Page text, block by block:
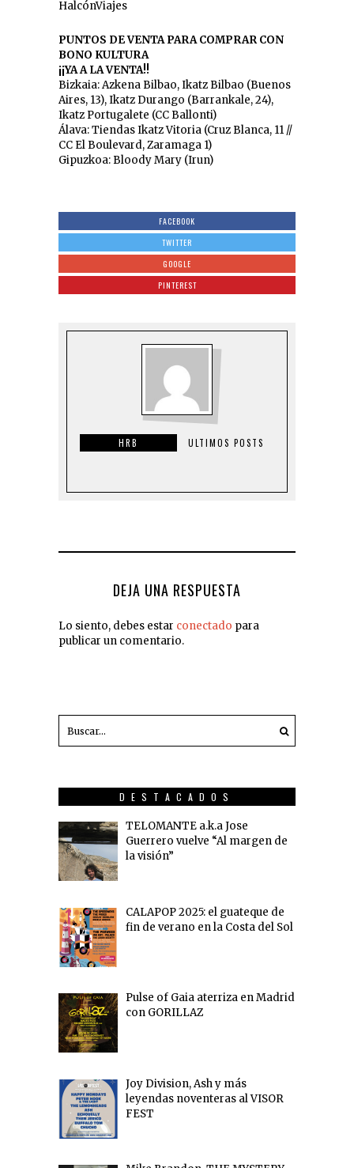
HalcónViajes
PUNTOS DE VENTA PARA COMPRAR CON
BONO KULTURA
¡¡YA A LA VENTA!!
Bizkaia: Azkena Bilbao, Ikatz Bilbao (Buenos
Aires, 13), Ikatz Durango (Barrankale, 24),
Ikatz Portugalete (CC Ballonti)
Álava: Tiendas Ikatz Vitoria (Cruz Blanca, 11 //
CC El Boulevard, Zaramaga 1)
Gipuzkoa: Bloody Mary (Irun)
FACEBOOK
TWITTER
GOOGLE
PINTEREST
HRB ULTIMOS POSTS
DEJA UNA RESPUESTA
Lo siento, debes estar conectado para
publicar un comentario.
DESTACADOS
TELOMANTE a.k.a Jose
Guerrero vuelve “Al margen de
la visión”
CALAPOP 2025: el guateque de
fin de verano en la Costa del Sol
Pulse of Gaia aterriza en Madrid
con GORILLAZ
Joy Division, Ash y más
leyendas noventeras al VISOR
FEST